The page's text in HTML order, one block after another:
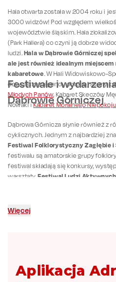
Hala otwarta została w 2004 roku i
3000 widzów! Pod względem
województwie śląskim. Hala
(Park Hallera) co czyni ją dobrze
ludzi. Hala w Dąbrowie Górniczej
ale jest również idealnym
kabaretowe. W Hali Widowiskowo-
dotychczas legendy polskiej sceny
Młodych Panów, Kabaret Skeczów
Nowaki iKabaret Moralnego
Festiwale i
Dąbrowie Górniczej
Dąbrowa Górnicza słynie również z
cyklicznych. Jednym z najbardziej
Festiwal Folklorystyczny Zagłębie i
festiwalu są amatorskie grupy
festiwal składają się konkursy,
warsztaty.Festiwal Ludzi
koncerty, różnego rodzaju pokazy i
Więcej
Aplikacja